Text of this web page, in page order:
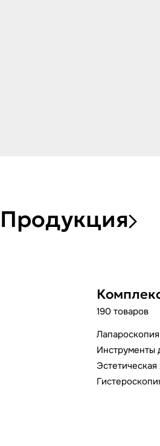
Продукция
190 товаров
Лапароскопия
Инструменты